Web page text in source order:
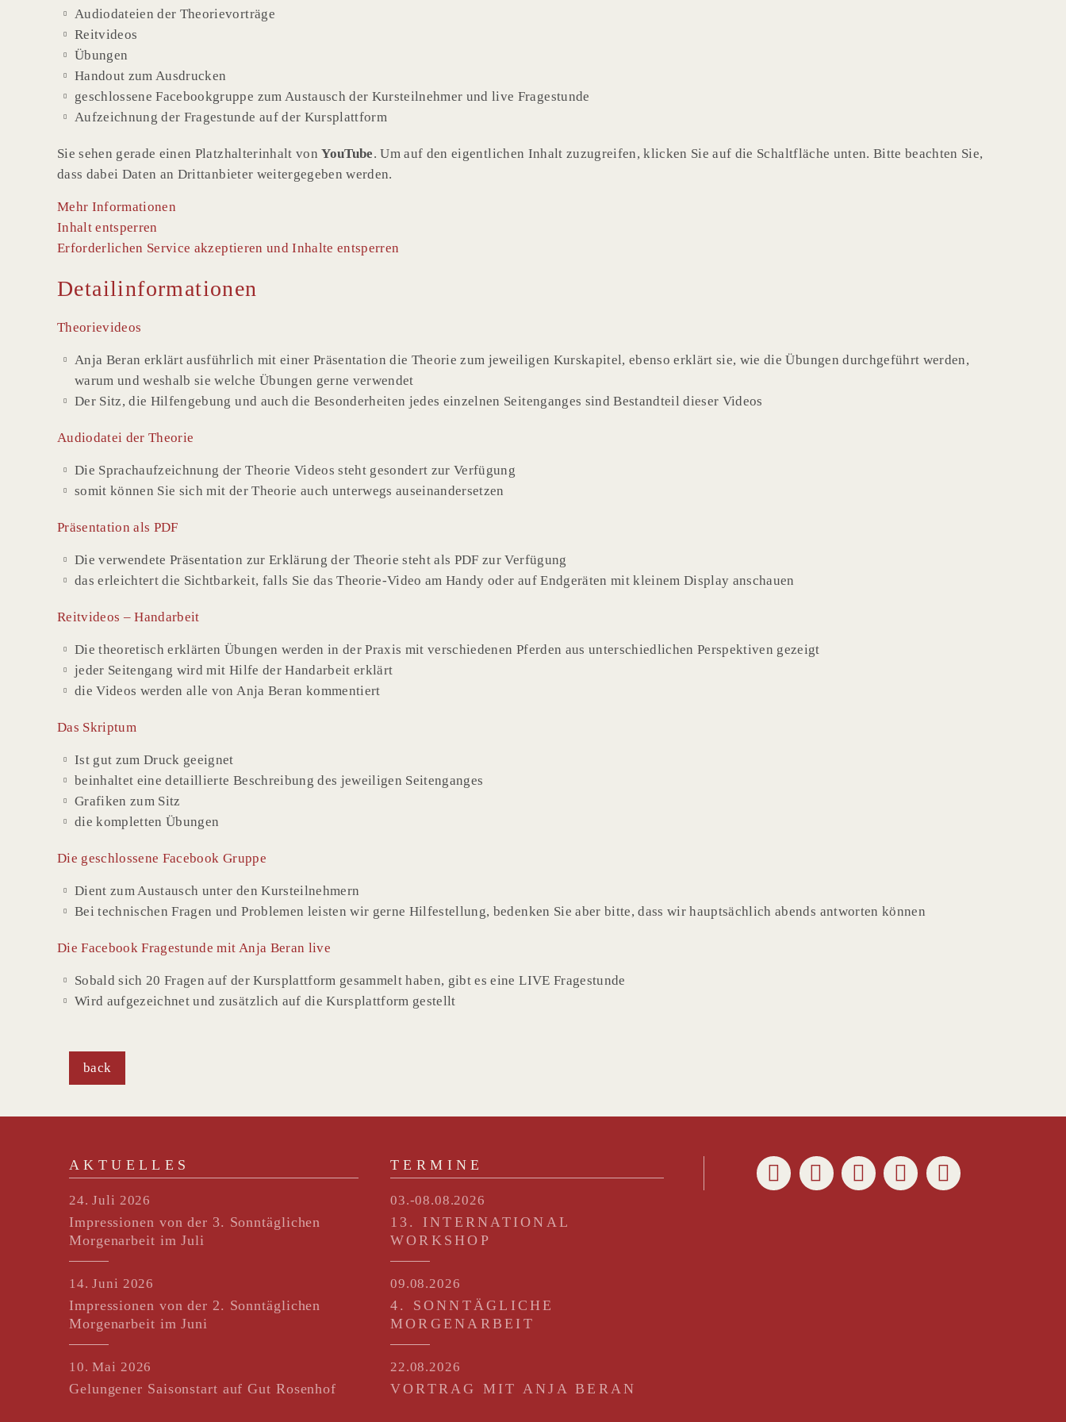
Audiodateien der Theorievorträge
Reitvideos
Übungen
Handout zum Ausdrucken
geschlossene Facebookgruppe zum Austausch der Kursteilnehmer und live Fragestunde
Aufzeichnung der Fragestunde auf der Kursplattform
Sie sehen gerade einen Platzhalterinhalt vonYouTube. Um auf den eigentlichen Inhalt zuzugreifen, klicken Sie auf die Schaltfläche unten. Bitte beachten Sie,
dass dabei Daten an Drittanbieter weitergegeben werden.
Mehr Informationen
Inhalt entsperren
Erforderlichen Service akzeptieren und Inhalte entsperren
Detailinformationen
Theorievideos
Anja Beran erklärt ausführlich mit einer Präsentation die Theorie zum jeweiligen Kurskapitel, ebenso erklärt sie, wie die Übungen durchgeführt werden,
warum und weshalb sie welche Übungen gerne verwendet
Der Sitz, die Hilfengebung und auch die Besonderheiten jedes einzelnen Seitenganges sind Bestandteil dieser Videos
Audiodatei der Theorie
Die Sprachaufzeichnung der Theorie Videos steht gesondert zur Verfügung
somit können Sie sich mit der Theorie auch unterwegs auseinandersetzen
Präsentation als PDF
Die verwendete Präsentation zur Erklärung der Theorie steht als PDF zur Verfügung
das erleichtert die Sichtbarkeit, falls Sie das Theorie-Video am Handy oder auf Endgeräten mit kleinem Display anschauen
Reitvideos – Handarbeit
Die theoretisch erklärten Übungen werden in der Praxis mit verschiedenen Pferden aus unterschiedlichen Perspektiven gezeigt
jeder Seitengang wird mit Hilfe der Handarbeit erklärt
die Videos werden alle von Anja Beran kommentiert
Das Skriptum
Ist gut zum Druck geeignet
beinhaltet eine detaillierte Beschreibung des jeweiligen Seitenganges
Grafiken zum Sitz
die kompletten Übungen
Die geschlossene Facebook Gruppe
Dient zum Austausch unter den Kursteilnehmern
Bei technischen Fragen und Problemen leisten wir gerne Hilfestellung, bedenken Sie aber bitte, dass wir hauptsächlich abends antworten können
Die Facebook Fragestunde mit Anja Beran live
Sobald sich 20 Fragen auf der Kursplattform gesammelt haben, gibt es eine LIVE Fragestunde
Wird aufgezeichnet und zusätzlich auf die Kursplattform gestellt
back
AKTUELLES
24. Juli 2026
Impressionen von der 3. Sonntäglichen
Morgenarbeit im Juli
14. Juni 2026
Impressionen von der 2. Sonntäglichen
Morgenarbeit im Juni
10. Mai 2026
Gelungener Saisonstart auf Gut Rosenhof
TERMINE
03.-08.08.2026
13. INTERNATIONAL
WORKSHOP
09.08.2026
4. SONNTÄGLICHE
MORGENARBEIT
22.08.2026
VORTRAG MIT ANJA BERAN